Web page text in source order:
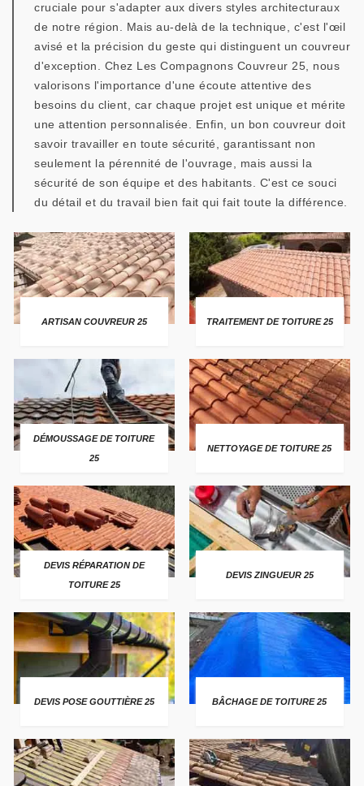
cruciale pour s'adapter aux divers styles architecturaux
de notre région. Mais au-delà de la technique, c'est l'œil
avisé et la précision du geste qui distinguent un couvreur
d'exception. Chez Les Compagnons Couvreur 25, nous
valorisons l'importance d'une écoute attentive des
besoins du client, car chaque projet est unique et mérite
une attention personnalisée. Enfin, un bon couvreur doit
savoir travailler en toute sécurité, garantissant non
seulement la pérennité de l'ouvrage, mais aussi la
sécurité de son équipe et des habitants. C'est ce souci
du détail et du travail bien fait qui fait toute la différence.
ARTISAN COUVREUR 25 TRAITEMENT DE TOITURE 25
DÉMOUSSAGE DE TOITURE
25
NETTOYAGE DE TOITURE 25
DEVIS RÉPARATION DE
TOITURE 25
DEVIS ZINGUEUR 25
DEVIS POSE GOUTTIÈRE 25 BÂCHAGE DE TOITURE 25